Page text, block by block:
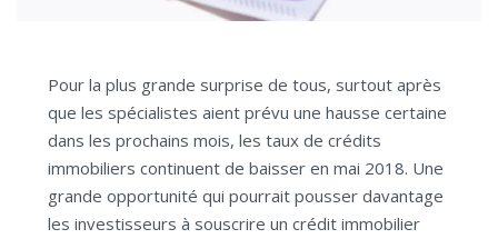
Pour la plus grande surprise de tous, surtout après
que les spécialistes aient prévu une hausse certaine
dans les prochains mois, les taux de crédits
immobiliers continuent de baisser en mai 2018. Une
grande opportunité qui pourrait pousser davantage
les investisseurs à souscrire un crédit immobilier